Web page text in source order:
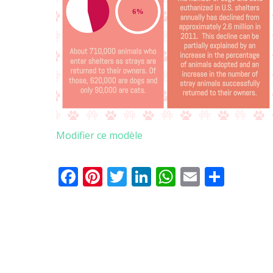
Modifier ce modèle
Facebook
Pinterest
Twitter
LinkedIn
WhatsApp
Email